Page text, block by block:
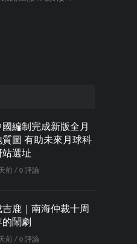
國編制完成新版全月
質圖 有助未來月球科
站選址
前 / 0 評論
吉鹿｜南海仲裁十周
的鬧劇
前 / 0 評論